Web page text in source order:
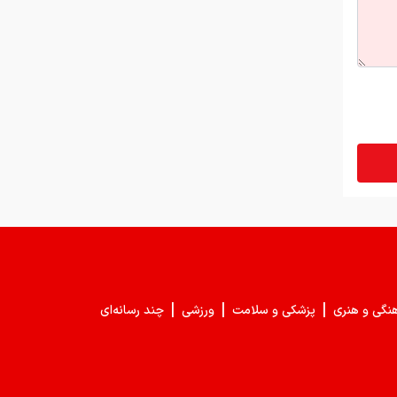
و هنری | پزشکی و سلامت | ورزشی | چند رسانه‌ای